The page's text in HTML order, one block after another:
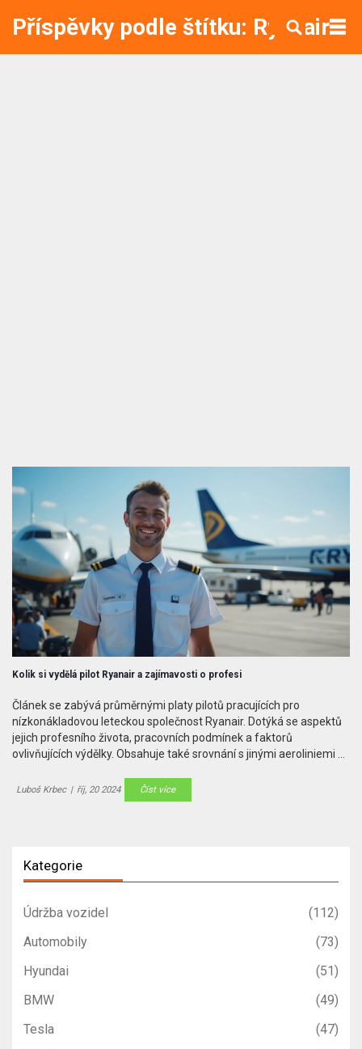
Příspěvky podle štítku: Ryanair
Kolik si vydělá pilot Ryanair a zajímavosti o profesi
Článek se zabývá průměrnými platy pilotů pracujících pro
nízkonákladovou leteckou společnost Ryanair. Dotýká se aspektů
jejich profesního života, pracovních podmínek a faktorů
ovlivňujících výdělky. Obsahuje také srovnání s jinými aeroliniemi a
pohled na tuto atraktivní, ale náročnou profesi.
Luboš Krbec | říj, 20 2024 Číst více
Kategorie
Údržba vozidel
(112)
Automobily
(73)
Hyundai
(51)
BMW
(49)
Tesla
(47)